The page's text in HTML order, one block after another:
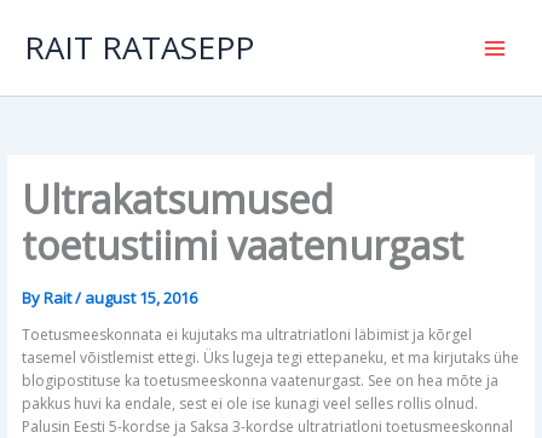
contentRAIT RATASEPP
Ultrakatsumused
toetustiimi vaatenurgast
ByRait/august 15, 2016
Toetusmeeskonnata ei kujutaks ma ultratriatloni läbimist ja kõrgel
tasemel võistlemist ettegi. Üks lugeja tegi ettepaneku, et ma kirjutaks ühe
blogipostituse ka toetusmeeskonna vaatenurgast. See on hea mõte ja
pakkus huvi ka endale, sest ei ole ise kunagi veel selles rollis olnud.
Palusin Eesti 5-kordse ja Saksa 3-kordse ultratriatloni toetusmeeskonnal